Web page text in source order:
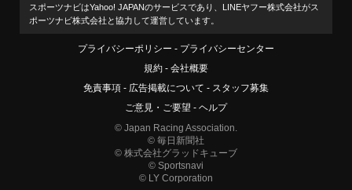
スポーツナビはYahoo! JAPANのサービスであり、LINEヤフー株式会社がス
ポーツナビ株式会社と協力して運営しています。
プライバシーポリシー
プライバシーセンター
規約
会社概要
免責事項
広告掲載について
スタッフ募集
ご意見・ご要望
ヘルプ
© Japan Racing Association.
© 毎日新聞社
© 株式会社グラッドキューブ
© Sportsnavi
© LY Corporation